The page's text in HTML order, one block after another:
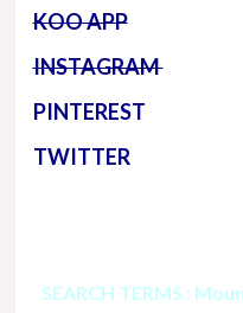
KOO APP
INSTAGRAM
PINTEREST
TWITTER
SEARCH TERMS :